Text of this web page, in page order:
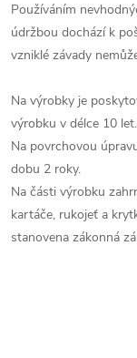
Používáním
údržbou dochází k
vzniklé závady
Na výrobky je
výrobku v délce 10 let.
Na povrchovou
dobu 2 roky.
Na části výrobku
kartáče, rukojeť a
stanovena zákonná